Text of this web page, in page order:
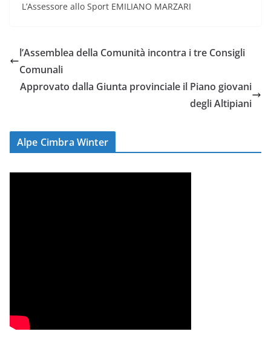
L’Assessore allo Sport EMILIANO MARZARI
l’Assemblea della Comunità incontra i tre Consigli
Comunali
Approvato dalla Giunta provinciale il Piano giovani
degli Altipiani
Alpe Cimbra Winter